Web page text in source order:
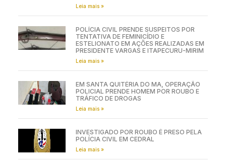
Leia mais »
POLÍCIA CIVIL PRENDE SUSPEITOS POR
TENTATIVA DE FEMINICÍDIO E
ESTELIONATO EM AÇÕES REALIZADAS EM
PRESIDENTE VARGAS E ITAPECURU-MIRIM
Leia mais »
EM SANTA QUITÉRIA DO MA, OPERAÇÃO
POLICIAL PRENDE HOMEM POR ROUBO E
TRÁFICO DE DROGAS
Leia mais »
INVESTIGADO POR ROUBO É PRESO PELA
POLÍCIA CIVIL EM CEDRAL
Leia mais »